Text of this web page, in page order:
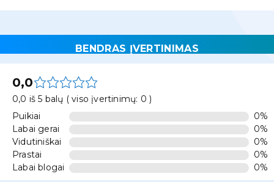
BENDRAS ĮVERTINIMAS
0,0
0,0 iš 5 balų ( viso įvertinimų: 0 )
Puikiai
0%
Labai gerai
0%
Vidutiniškai
0%
Prastai
0%
Labai blogai
0%